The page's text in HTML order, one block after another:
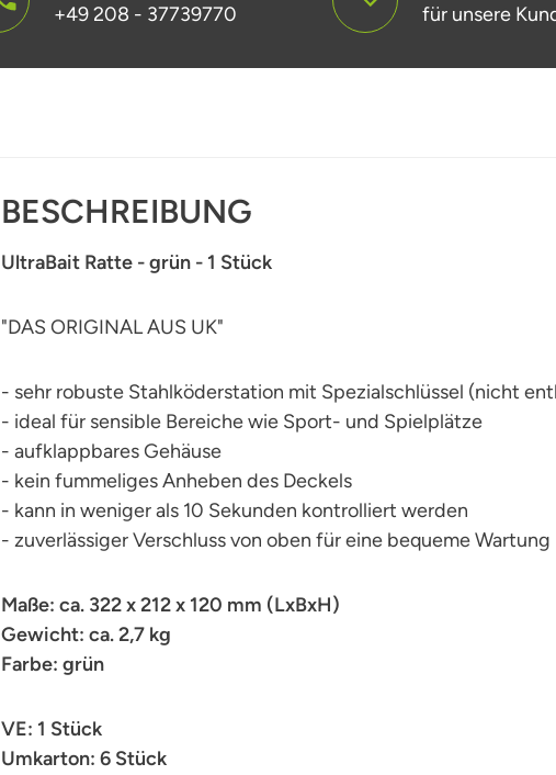
+49 208 - 37739770
für unsere
BESCHREIBUNG
UltraBait Ratte - grün - 1 Stück
"DAS ORIGINAL AUS UK"
- sehr robuste Stahlköderstation mit Spezialschlüssel (nicht
- ideal für sensible Bereiche wie Sport- und Spielplätze
- aufklappbares Gehäuse
- kein fummeliges Anheben des Deckels
- kann in weniger als 10 Sekunden kontrolliert werden
- zuverlässiger Verschluss von oben für eine bequeme Wartung
Maße: ca. 322 x 212 x 120 mm (LxBxH)
Gewicht: ca. 2,7 kg
Farbe: grün
VE: 1 Stück
Umkarton: 6 Stück